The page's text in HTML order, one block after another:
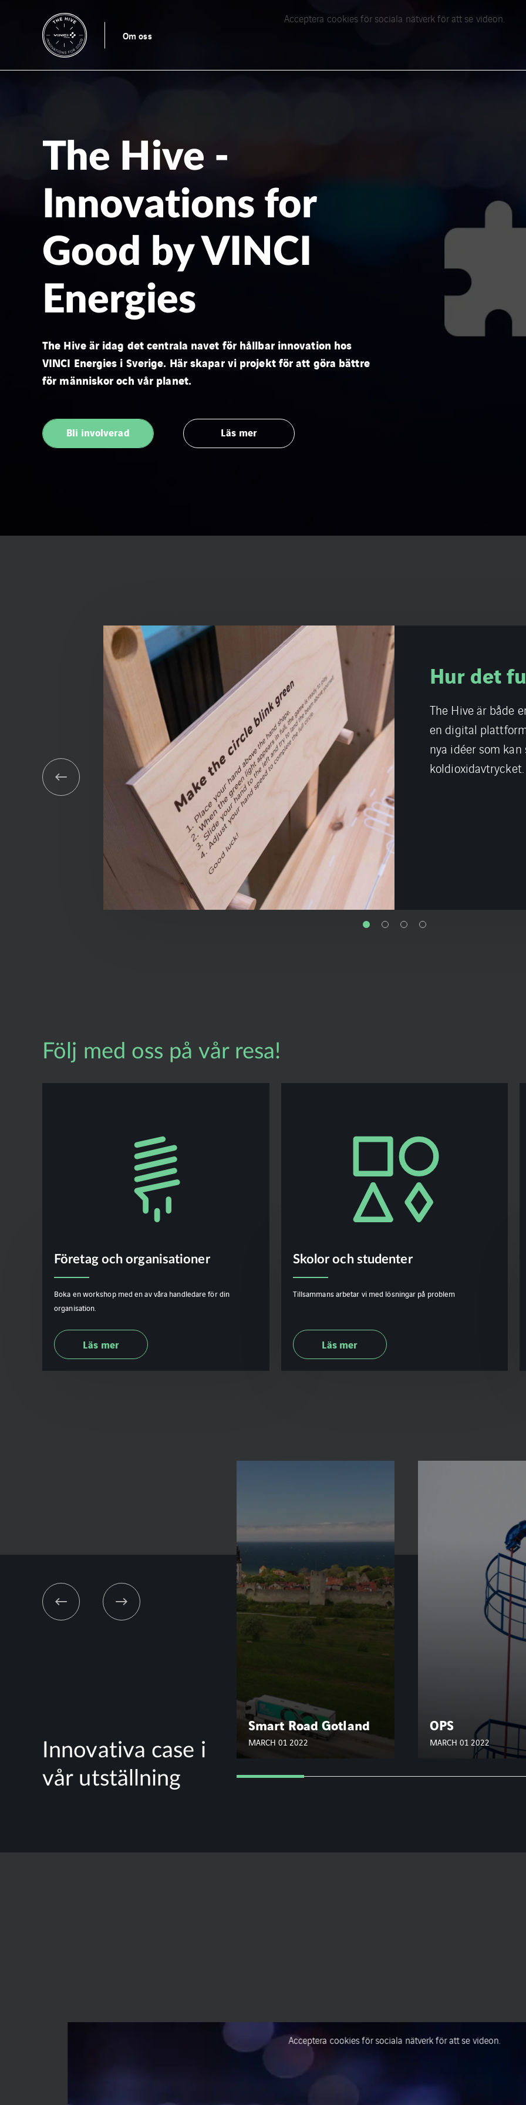
Om oss
Acceptera cookies för sociala nätverk för att se videon.
The Hive -
Innovations for
Good by VINCI
Energies
The Hive är idag det centrala navet för hållbar innovation hos
VINCI Energies i Sverige. Här skapar vi projekt för att göra bättre
för människor och vår planet.
Bli involverad Läs mer
Vårt
I vårt
besöka The Hive-
innovationer som
innovations-
Följ med oss på vår resa!
Företag och organisationer
Boka en workshop med en av våra handledare för din
organisation.
Läs mer
Skolor och studenter
Tillsammans arbetar vi med lösningar på problem
Läs mer
MARCH 01 2022
OPS
MARCH 01 2022
eltrolley-bana i
gruvan
MARCH 01 2022
Innovativa case i
vår utställning
Acceptera cookies för sociala nätverk för att se videon.